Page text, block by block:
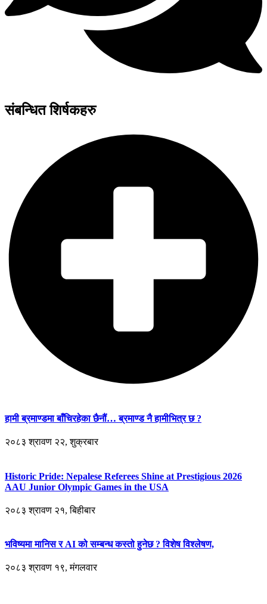
संबन्धित शिर्षकहरु
हामी ब्रमाण्डमा बाँचिरहेका छैनौं… ब्रमाण्ड नै हामीभित्र छ ?
२०८३ श्रावण २२, शुक्रबार
Historic Pride: Nepalese Referees Shine at Prestigious 2026
AAU Junior Olympic Games in the USA
२०८३ श्रावण २१, बिहीबार
भविष्यमा मानिस र AI को सम्बन्ध कस्तो हुनेछ ? विशेष विश्लेषण,
२०८३ श्रावण १९, मंगलवार